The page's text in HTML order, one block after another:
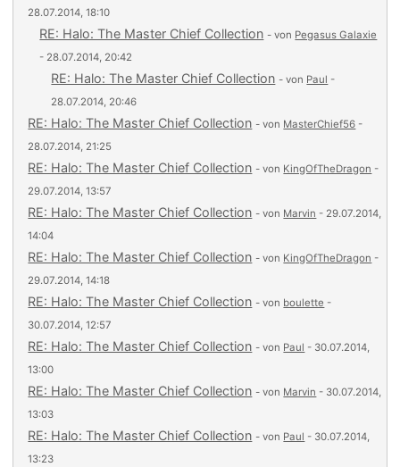
28.07.2014, 18:10
RE: Halo: The Master Chief Collection - von Pegasus Galaxie
- 28.07.2014, 20:42
RE: Halo: The Master Chief Collection - von Paul -
28.07.2014, 20:46
RE: Halo: The Master Chief Collection - von MasterChief56 -
28.07.2014, 21:25
RE: Halo: The Master Chief Collection - von KingOfTheDragon -
29.07.2014, 13:57
RE: Halo: The Master Chief Collection - von Marvin - 29.07.2014,
14:04
RE: Halo: The Master Chief Collection - von KingOfTheDragon -
29.07.2014, 14:18
RE: Halo: The Master Chief Collection - von boulette -
30.07.2014, 12:57
RE: Halo: The Master Chief Collection - von Paul - 30.07.2014,
13:00
RE: Halo: The Master Chief Collection - von Marvin - 30.07.2014,
13:03
RE: Halo: The Master Chief Collection - von Paul - 30.07.2014,
13:23